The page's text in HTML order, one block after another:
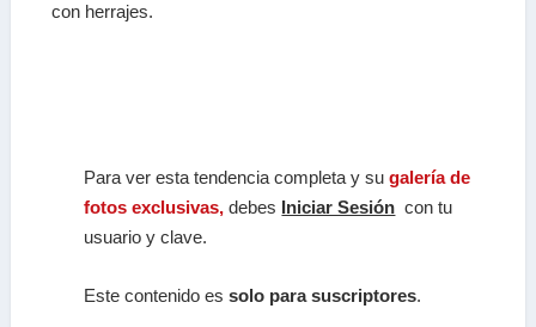
con herrajes.
Para ver esta tendencia completa y su galería de
fotos exclusivas,debes Iniciar Sesión con tu
usuario y clave.
Este contenido essolo para suscriptores.